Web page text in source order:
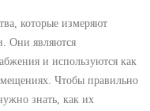
которые измеряют
Они являются
и используются как
Чтобы правильно
знать, как их